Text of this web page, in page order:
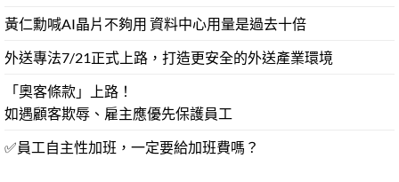
黃仁勳喊AI晶片不夠用 資料中心用量是過去十倍
外送專法7/21正式上路，打造更安全的外送產業環境
「奧客條款」上路！
如遇顧客欺辱、雇主應優先保護員工
✅員工自主性加班，一定要給加班費嗎？